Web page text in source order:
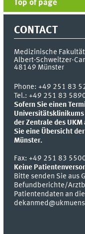
Top of page
CONTACT
Medizinische
Albert-Schweitzer-
48149 Münster
Phone:+49 251 83
Tel.: +49 251 83
Sofern Sie einen
der Zentrale des
Sie eine Übersicht
Münster.
Fax:+49 251 83
Keine
Bitte senden Sie aus
Befundberichte/
Patientendaten an